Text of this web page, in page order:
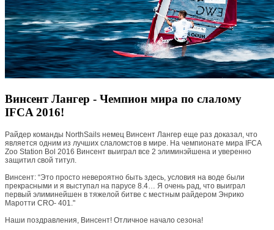
Винсент Лангер - Чемпион мира по слалому
IFCA 2016!
Райдер команды NorthSails немец Винсент Лангер еще раз доказал, что
является одним из лучших слаломстов в мире. На чемпионате мира IFCA
Zoo Station Bol 2016 Винсент выиграл все 2 элиминэйшена и уверенно
защитил свой титул.
Винсент: “Это просто невероятно быть здесь, условия на воде были
прекрасными и я выступал на парусе 8.4… Я очень рад, что выиграл
первый элиминейшен в тяжелой битве с местным райдером Энрико
Маротти CRO- 401."
Наши поздравления, Винсент! Отличное начало сезона!